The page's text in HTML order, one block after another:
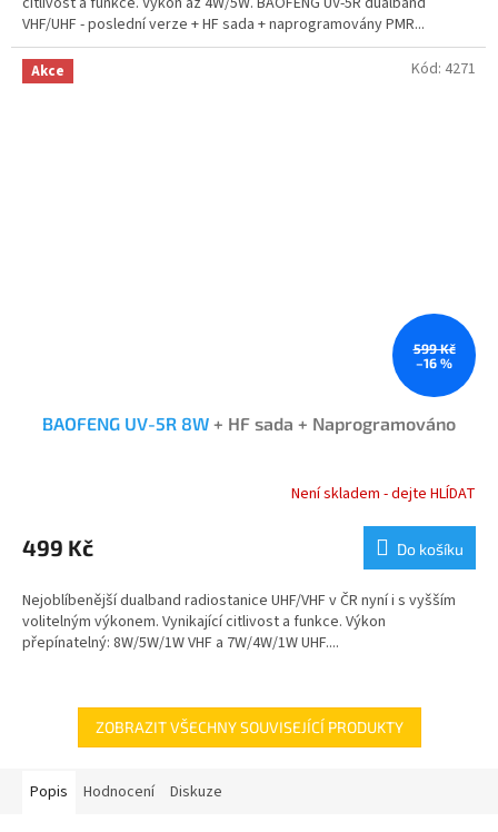
hvězdiček.
VHF/UHF - poslední verze + HF sada + naprogramovány PMR...
Akce
599 Kč
–16 %
BAOFENG UV-5R 8W + HF sada + Naprogramováno
produktu
je
z
5
hvězdiček.
Není skladem - dejte HLÍDAT
499 Kč Do košíku
Nejoblíbenější dualband radiostanice UHF/VHF v ČR nyní i s vyšším
volitelným výkonem. Vynikající citlivost a funkce. Výkon
přepínatelný: 8W/5W/1W VHF a 7W/4W/1W UHF....
Kód: 4271
ZOBRAZIT VŠECHNY SOUVISEJÍCÍ PRODUKTY
Popis Hodnocení Diskuze